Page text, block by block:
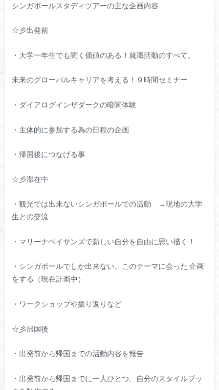
シンガポールスタディツアーの主な企画内容
☆彡出発前
・大学一年生でも聞く価値のある！就職活動のすべて。
未来のグローバルキャリアを考える！９時間セミナー
・ダイアログインザダークの暗闇体験
・主体的に参加する為の日程の企画
・帰国後につなげる事
☆彡滞在中
・観光では出来ないシンガポールでの活動 →現地の大学
生との交流
・マリーナベイサンズで新しい自分を自由に思い描く！
・シンガポールでしか出来ない、このテーマに会った 企画
をする（現在計画中）
・ワークショップや振り返りなど
☆彡帰国後
・出発前から帰国までの活動内容を報告
・出発前から帰国までに一人ひとつ、自分のスタイルブッ